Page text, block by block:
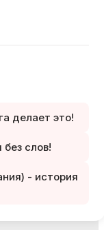
делает это!
слов!
- история